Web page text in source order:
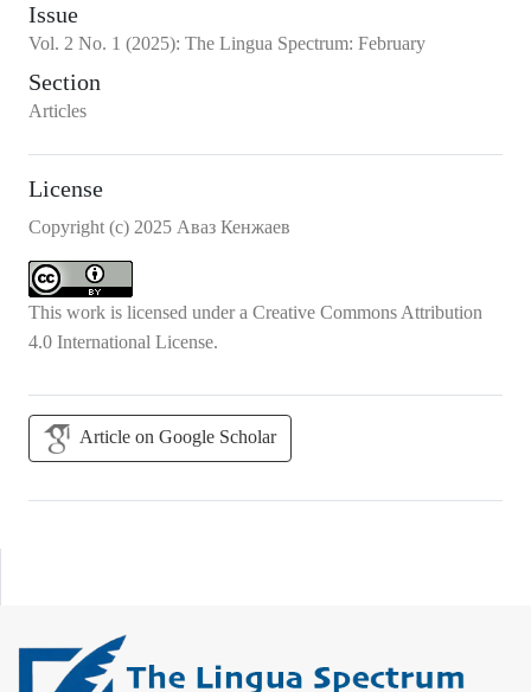
Issue
Vol. 2 No. 1 (2025): The Lingua Spectrum: February
Section
Articles
License
Copyright (c) 2025 Аваз Кенжаев
This work is licensed under a Creative Commons Attribution
4.0 International License.
Article on Google Scholar